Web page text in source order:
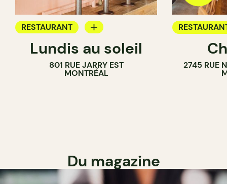
RESTAURANT
BAR À VIN
Lundis au soleil
801 RUE JARRY EST
MONTRÉAL
2745 RUE
Du magazine